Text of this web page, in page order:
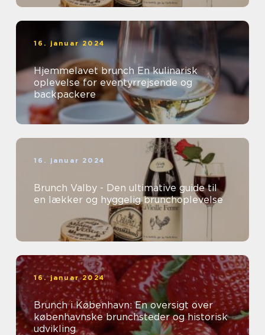
16. januar 2024
Hjemmelavet brunch En kulinarisk
oplevelse for eventyrrejsende og
backpackere
16. januar 2024
Brunch Valby - Den ultimative guide til
en lækker og hyggelig brunchoplevelse
16. januar 2024
Brunch i København: En oversigt over
københavnske brunchsteder og historisk
udvikling